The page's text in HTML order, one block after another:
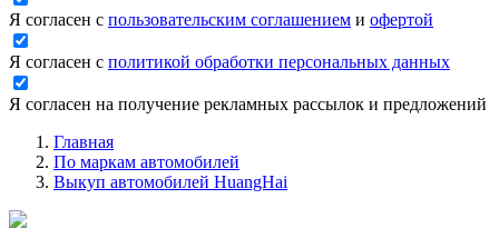
Я согласен с пользовательским соглашением и офертой
Я согласен с политикой обработки персональных данных
Я согласен на получение рекламных рассылок и предложений
Главная
По маркам автомобилей
Выкуп автомобилей HuangHai